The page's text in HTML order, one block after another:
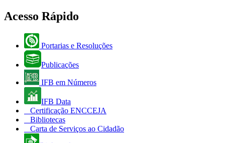
Acesso Rápido
Portarias e Resoluções
Publicações
IFB em Números
IFB Data
Certificação ENCCEJA
Bibliotecas
Carta de Serviços ao Cidadão